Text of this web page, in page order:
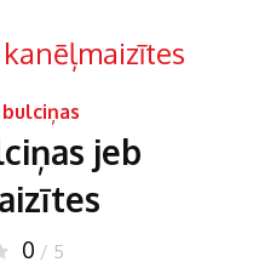
jeb
0 / 5